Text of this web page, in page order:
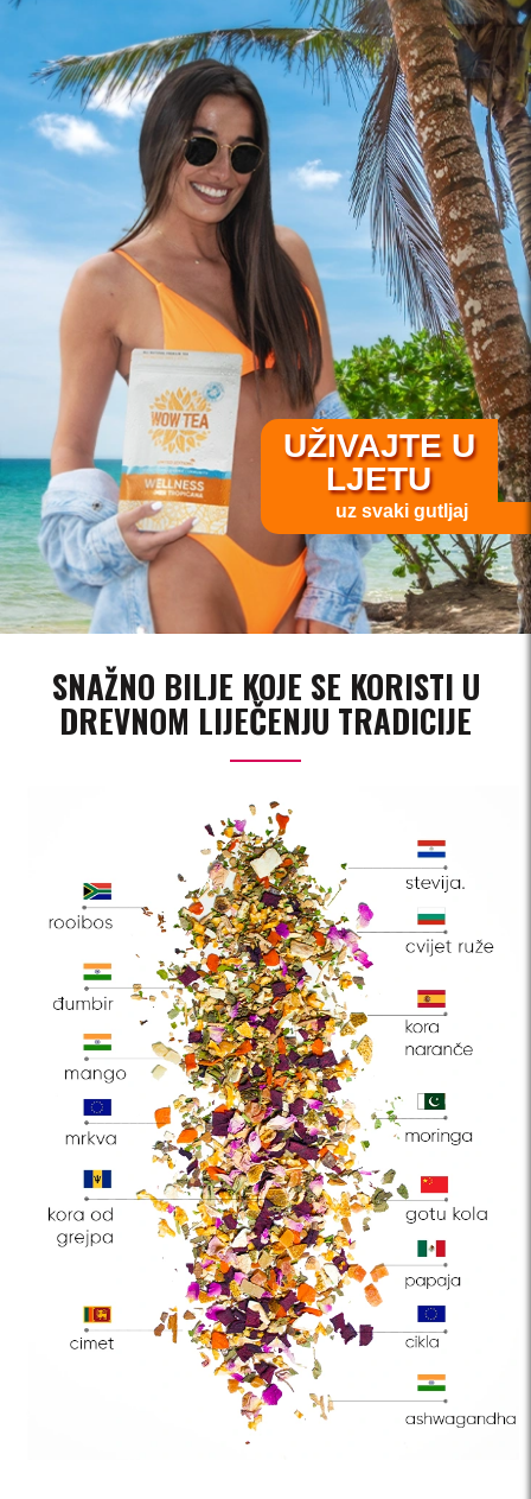
UŽIVAJTE U
LJETU
uz svaki gutljaj
SNAŽNO BILJE KOJE SE KORISTI U
DREVNOM LIJEČENJU TRADICIJE